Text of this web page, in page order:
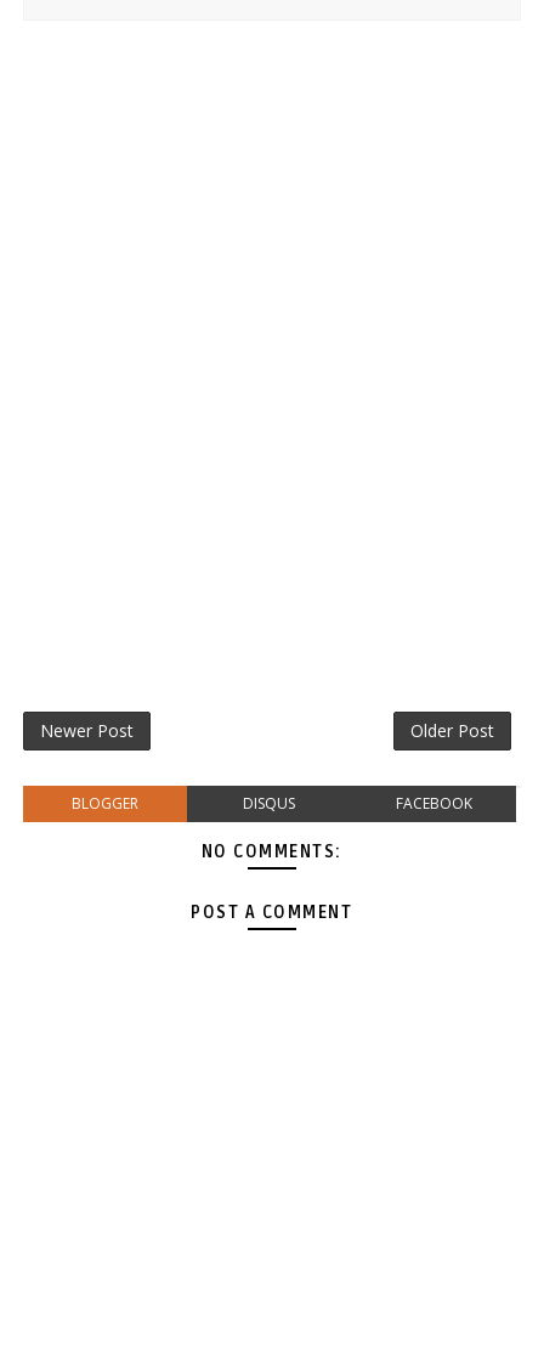
Newer Post Older Post
BLOGGER DISQUS FACEBOOK
NO COMMENTS:
POST A COMMENT